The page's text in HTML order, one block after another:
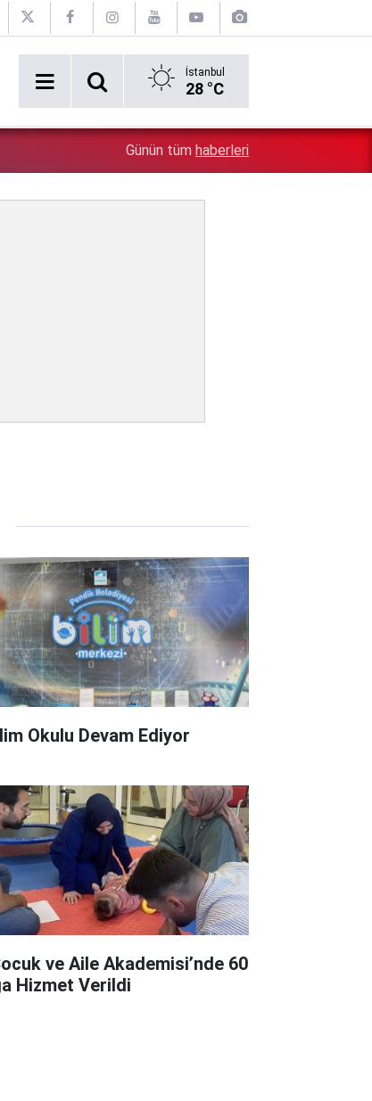
İstanbul
28 °C
Lübnan Cumhurbaşkanı Joseph Avn Erdoğan'ı öve
Günün tüm haberleri
Okulu Devam Ediyor
ve Aile Akademisi’nde 60
Hizmet Verildi